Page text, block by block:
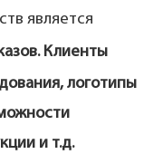
является
Клиенты
логотипы
и т.д.